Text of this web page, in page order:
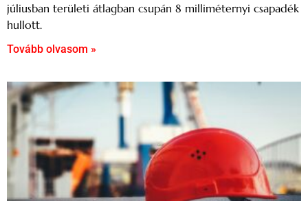
júliusban területi átlagban csupán 8 milliméternyi csapadék
hullott.
Tovább olvasom »